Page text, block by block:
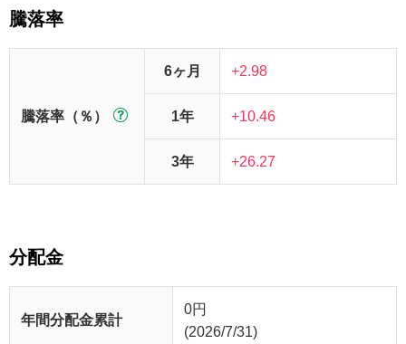
騰落率
騰落率（％）
6ヶ月 +2.98
1年 +10.46
3年 +26.27
分配金
年間分配金累計
0円
(2026/7/31)